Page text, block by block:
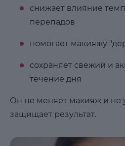
снижает влияние
перепадов
помогает макияжу
сохраняет свежий и
течение дня
Он не меняет макияж и не
защищает результат.